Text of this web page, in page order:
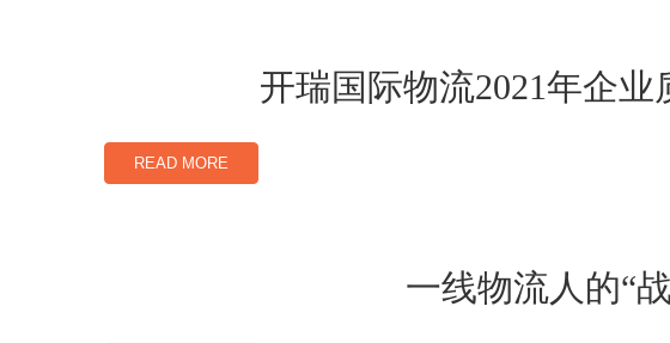
开瑞国际物流2021年企业
READ MORE
一线物流人的“